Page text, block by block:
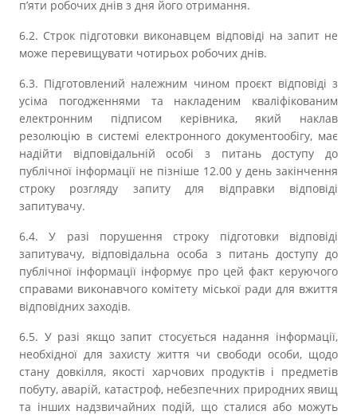
п’яти робочих днів з дня його отримання.
6.2. Строк підготовки виконавцем відповіді на запит не
може перевищувати чотирьох робочих днів.
6.3. Підготовлений належним чином проєкт відповіді з
усіма погодженнями та накладеним кваліфікованим
електронним підписом керівника, який наклав
резолюцію в системі електронного документообігу, має
надійти відповідальній особі з питань доступу до
публічної інформації не пізніше 12.00 у день закінчення
строку розгляду запиту для відправки відповіді
запитувачу.
6.4. У разі порушення строку підготовки відповіді
запитувачу, відповідальна особа з питань доступу до
публічної інформації інформує про цей факт керуючого
справами виконавчого комітету міської ради для вжиття
відповідних заходів.
6.5. У разі якщо запит стосується надання інформації,
необхідної для захисту життя чи свободи особи, щодо
стану довкілля, якості харчових продуктів і предметів
побуту, аварій, катастроф, небезпечних природних явищ
та інших надзвичайних подій, що сталися або можуть